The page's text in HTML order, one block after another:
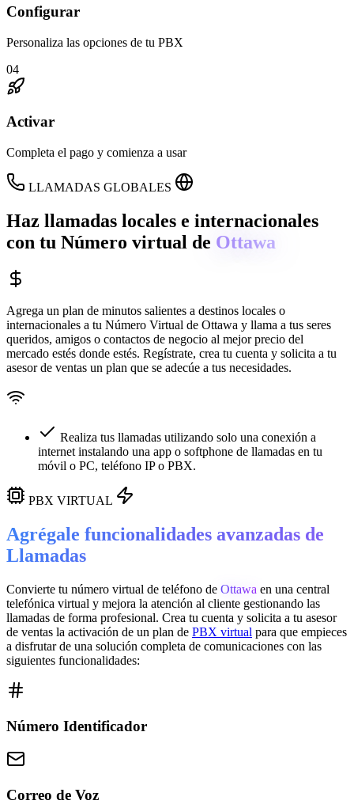
Configurar
Personaliza las opciones de tu PBX
04
Activar
Completa el pago y comienza a usar
LLAMADAS GLOBALES
Haz llamadas locales e internacionales
con tu Número virtual de Ottawa
Agrega un plan de minutos salientes a destinos locales o
internacionales a tu Número Virtual de Ottawa y llama a tus seres
queridos, amigos o contactos de negocio al mejor precio del
mercado estés donde estés. Regístrate, crea tu cuenta y solicita a tu
asesor de ventas un plan que se adecúe a tus necesidades.
Realiza tus llamadas utilizando solo una conexión a
internet instalando una app o softphone de llamadas en tu
móvil o PC, teléfono IP o PBX.
PBX VIRTUAL
Agrégale funcionalidades avanzadas de
Llamadas
Convierte tu número virtual de teléfono de Ottawa en una central
telefónica virtual y mejora la atención al cliente gestionando las
llamadas de forma profesional. Crea tu cuenta y solicita a tu asesor
de ventas la activación de un plan de PBX virtual para que empieces
a disfrutar de una solución completa de comunicaciones con las
siguientes funcionalidades:
Número Identificador
Correo de Voz